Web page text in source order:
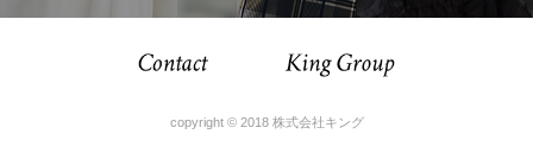
copyright © 2018 株式会社キング